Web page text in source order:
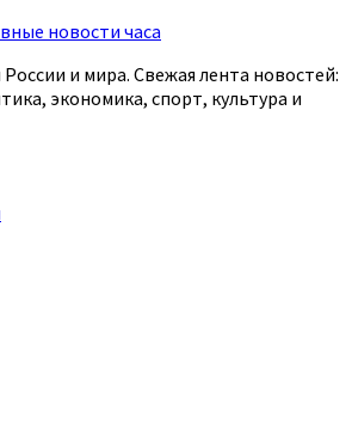
новости часа
и мира. Свежая лента новостей:
экономика, спорт, культура и